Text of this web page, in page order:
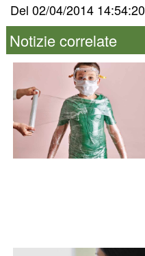
Del 02/04/2014 14:54:20
Notizie correlate